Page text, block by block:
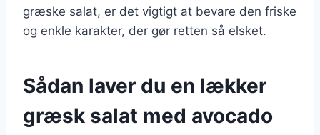
græske salat, er det vigtigt at bevare den friske
og enkle karakter, der gør retten så elsket.
Sådan laver du en lækker
græsk salat med avocado